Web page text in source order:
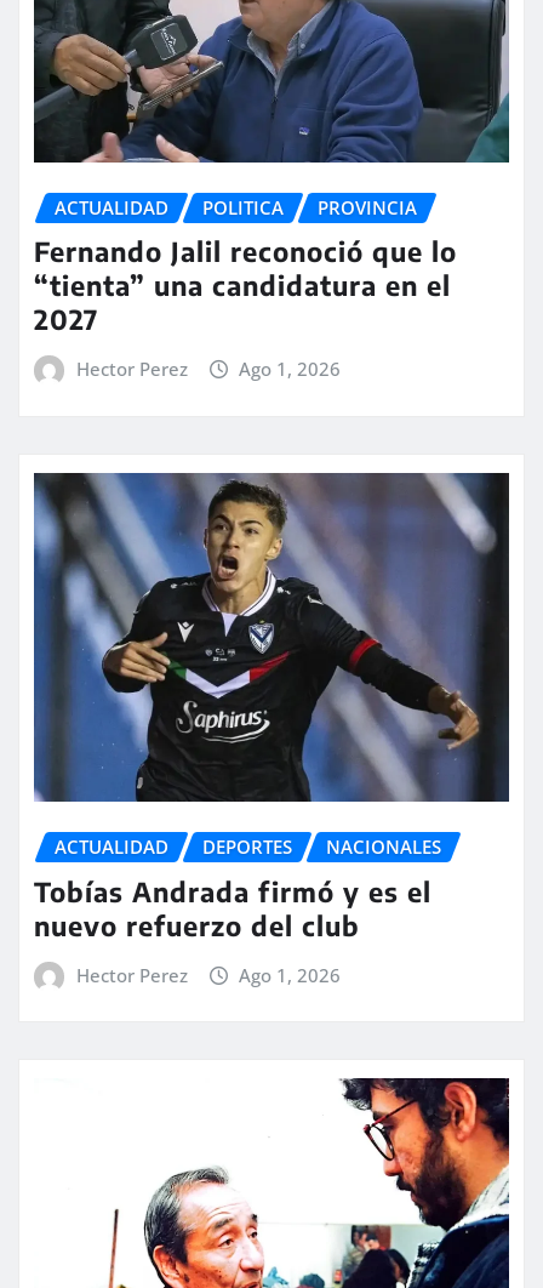
ACTUALIDAD POLITICA PROVINCIA
Fernando Jalil reconoció que lo
“tienta” una candidatura en el
2027
Hector Perez Ago 1, 2026
ACTUALIDAD DEPORTES NACIONALES
Tobías Andrada firmó y es el
nuevo refuerzo del club
Hector Perez Ago 1, 2026